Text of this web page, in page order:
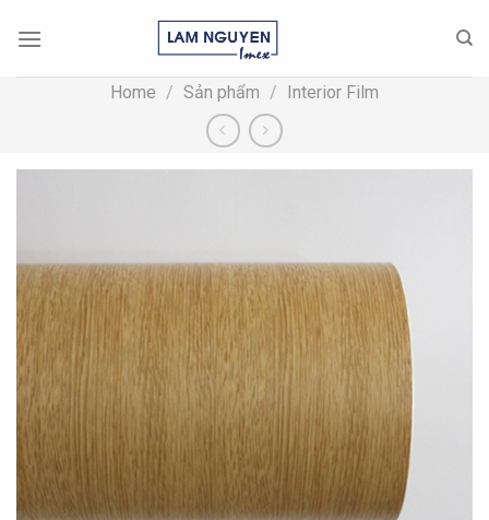
Home / Sản phẩm / Interior Film